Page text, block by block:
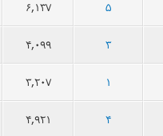
5
6,137
3
4,099
1
3,207
4
4,921